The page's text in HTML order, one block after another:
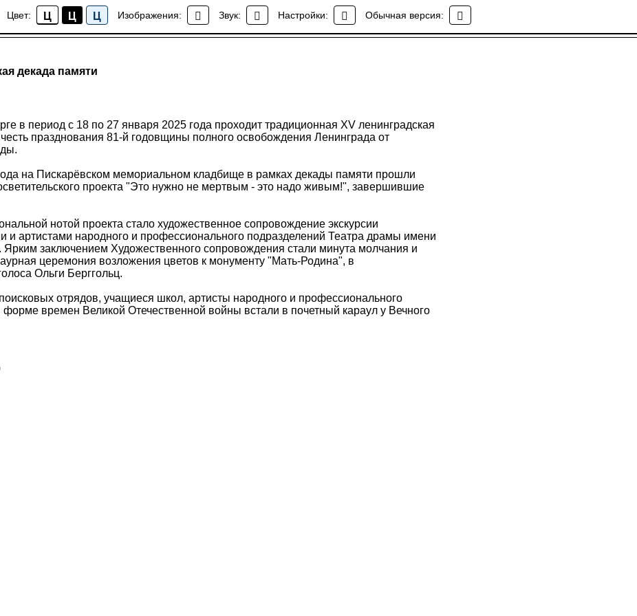
Цвет: Ц Ц Ц Изображения: Звук: Настройки: Обычная версия:
Новости
декада памяти
в период с 18 по 27 января 2025 года проходит традиционная XV ленинградская
празднования 81-й годовщины полного освобождения Ленинграда от
на Пискарёвском мемориальном кладбище в рамках декады памяти прошли
проекта "Это нужно не мертвым - это надо живым!", завершившие
нотой проекта стало художественное сопровождение экскурсии
и артистами народного и профессионального подразделений Театра драмы имени
Ярким заключением Художественного сопровождения стали минута молчания и
церемония возложения цветов к монументу "Мать-Родина", в
Ольги Берггольц.
отрядов, учащиеся школ, артисты народного и профессионального
форме времен Великой Отечественной войны встали в почетный караул у Вечного